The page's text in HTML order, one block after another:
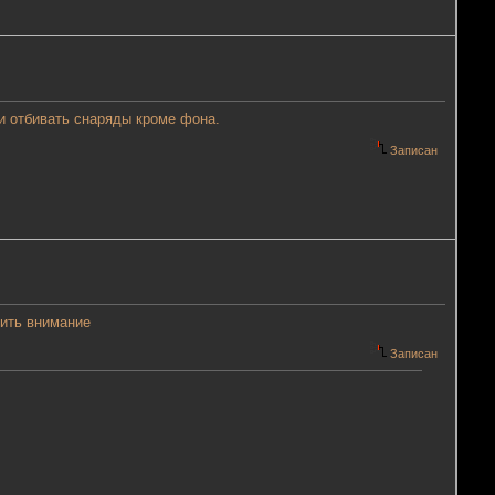
отбивать снаряды кроме фона.
Записан
внимание
Записан